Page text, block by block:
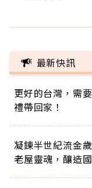
最新快訊
更好的台灣，需
禮帶回家！
凝鍊半世紀流金
老屋靈魂，釀造